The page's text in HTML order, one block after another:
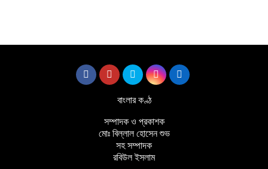
বাংলার কণ্ঠ
সম্পাদক ও প্রকাশক
মোঃ বিল্লাল হোসেন শুভ
সহ সম্পাদক
রবিউল ইসলাম